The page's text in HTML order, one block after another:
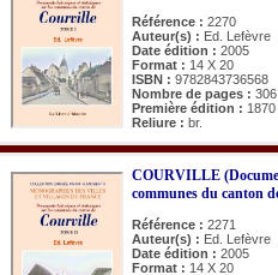
Référence : 2270
Auteur(s) : Ed. Lefèvre
Date édition : 2005
Format : 14 X 20
ISBN : 9782843736568
Nombre de pages : 306
Première édition : 1870
Reliure : br.
COURVILLE
communes du canton
Référence : 2271
Auteur(s) : Ed. Lefèvre
Date édition : 2005
Format : 14 X 20